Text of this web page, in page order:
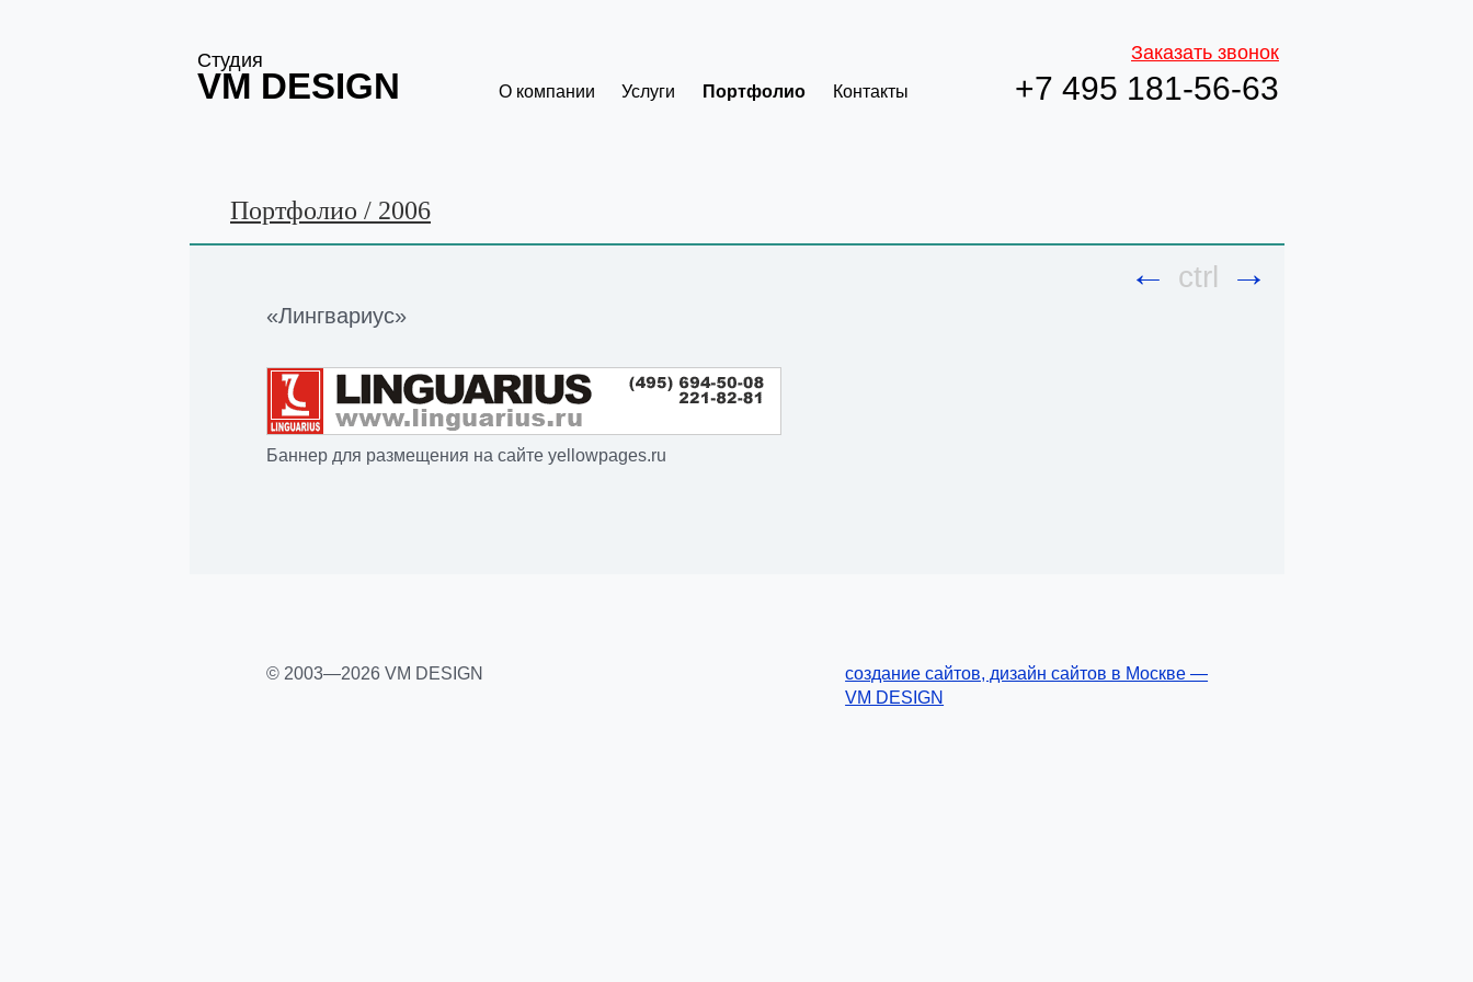
Заказать звонок
+7 495 181-56-63
Студия
VM DESIGN О компании Услуги Портфолио Контакты
Портфолио / 2006
← ctrl →
«Лингвариус»
Баннер для размещения на сайте yellowpages.ru
© 2003—2026 VM DESIGN
создание сайтов, дизайн сайтов в Москве —
VM DESIGN